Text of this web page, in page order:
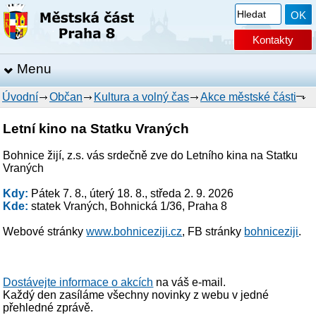
Kontakty
Menu
Úvodní Občan Kultura a volný čas Akce městské části
Letní kino na Statku Vraných
Bohnice žijí, z.s. vás srdečně zve do Letního kina na Statku
Vraných
Kdy: Pátek 7. 8., úterý 18. 8., středa 2. 9. 2026
Kde: statek Vraných, Bohnická 1/36, Praha 8
Webové stránkywww.bohniceziji.cz, FB stránky bohniceziji.
Dostávejte informace o akcích na váš e-mail.
Každý den zasíláme všechny novinky z webu v jedné
přehledné zprávě.